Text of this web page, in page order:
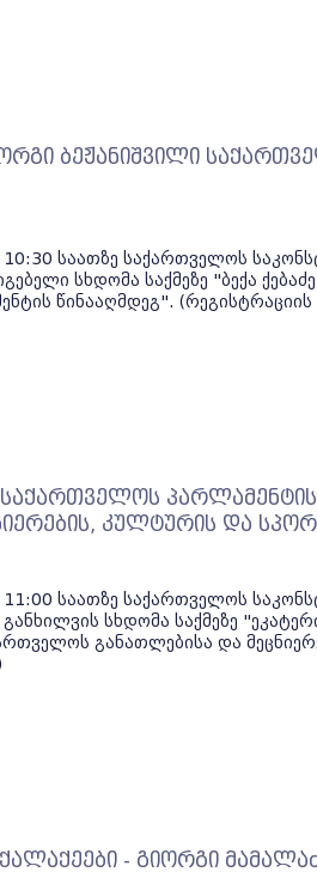
ბეჟანიშვილი
საათზე საქართველოს
სხდომა საქმეზე "ბექა
წინააღმდეგ". (რეგისტრაციის
საქართველოს
კულტურის და
საათზე საქართველოს
სხდომა საქმეზე
განათლებისა და
- გიორგი